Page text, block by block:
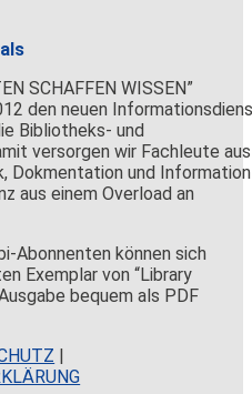
SCHAFFEN WISSEN”
den neuen
Bibliotheks- und
versorgen wir Fachleute aus
Dokmentation und Information
aus einem Overload an
Abonnenten können sich
Exemplar von “Library
bequem als PDF